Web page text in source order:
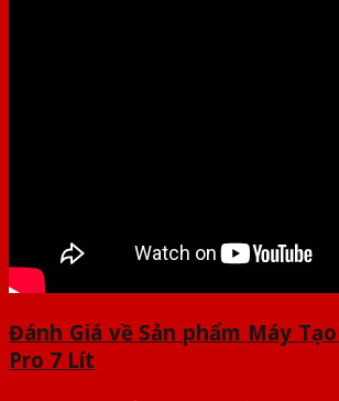
Đánh Giá về Sản phẩm Máy
Pro 7 Lít